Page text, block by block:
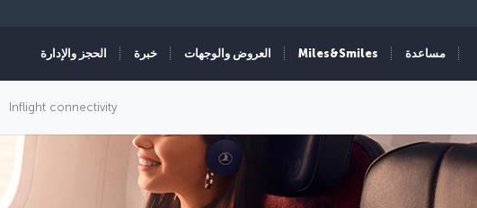
الحجز والإدارة خبرة العروض والوجهات Miles&Smiles مساعدة
Inflight connectivity